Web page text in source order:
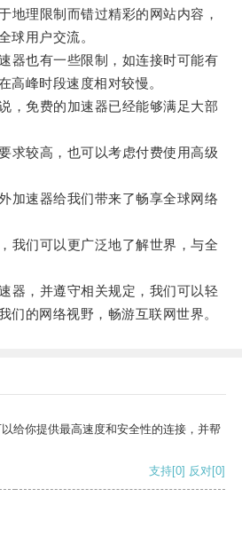
理限制而错过精彩的网站内容，
球用户交流。
也有一些限制，如连接时可能有
高峰时段速度相对较慢。
免费的加速器已经能够满足大部
较高，也可以考虑付费使用高级
速器给我们带来了畅享全球网络
们可以更广泛地了解世界，与全
，并遵守相关规定，我们可以轻
们的网络视野，畅游互联网世界。
给你提供最高速度和安全性的连接，并帮
支持[0] 反对[0]